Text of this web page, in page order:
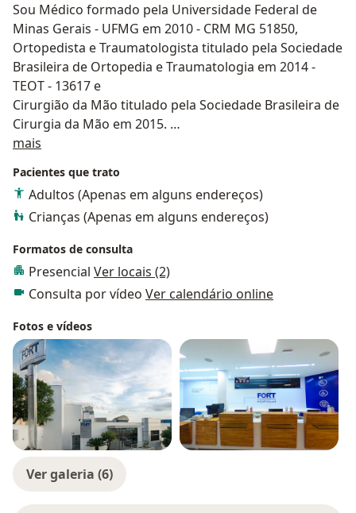
Sou Médico formado pela Universidade Federal de
Minas Gerais - UFMG em 2010 - CRM MG 51850,
Ortopedista e Traumatologista titulado pela Sociedade
Brasileira de Ortopedia e Traumatologia em 2014 -
TEOT - 13617 e
Cirurgião da Mão titulado pela Sociedade Brasileira de
Cirurgia da Mão em 2015.
Iniciei minha carreira em Belo Horizonte onde atuei
mais
Pacientes que trato
Adultos (Apenas em alguns endereços)
Crianças (Apenas em alguns endereços)
Formatos de consulta
Presencial Ver locais (2)
Consulta por vídeo Ver calendário online
Fotos e vídeos
Ver galeria (6)